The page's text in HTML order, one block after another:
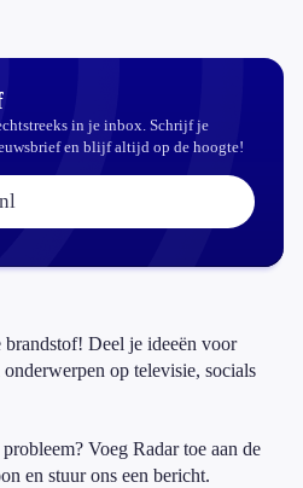
in je inbox. Schrijf je
en blijf altijd op de hoogte!
brandstof! Deel je ideeën voor
op televisie, socials
Voeg Radar toe aan de
en stuur ons een bericht.